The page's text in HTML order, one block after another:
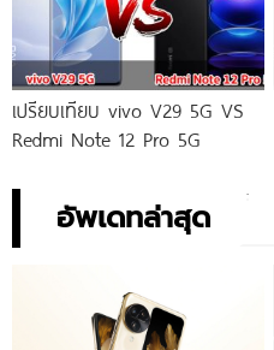
เปรียบเทียบ vivo V29 5G VS
Redmi Note 12 Pro 5G
อัพเดทล่าสุด